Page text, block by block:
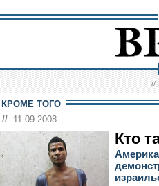
//
КРОМЕ ТОГО
// 11.09.2008
Кто